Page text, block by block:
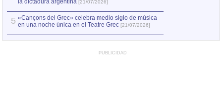
la dictadura argentina [21/07/2026]
5 «Cançons del Grec» celebra medio siglo de música
en una noche única en el Teatre Grec [21/07/2026]
PUBLICIDAD